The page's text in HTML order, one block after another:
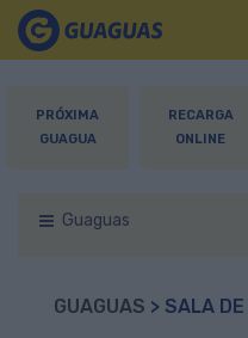
PRÓXIMA
GUAGUA
RECARGA
ONLINE
Guaguas
GUAGUAS > SALA